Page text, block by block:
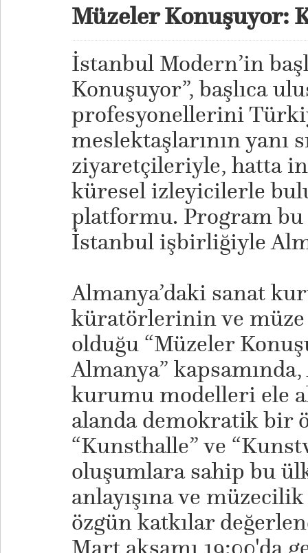
Müzeler Konuşuyor:
İstanbul Modern’in
Konuşuyor”, başlıca
profesyonellerini
meslektaşlarının yanı
ziyaretçileriyle, hatta
küresel izleyicilerle
platformu. Program
İstanbul işbirliğiyle
Almanya’daki sanat
küratörlerinin ve
olduğu “Müzeler
Almanya”
kurumu modelleri ele
alanda demokratik bir
“Kunsthalle” ve
oluşumlara sahip bu
anlayışına ve
özgün katkılar